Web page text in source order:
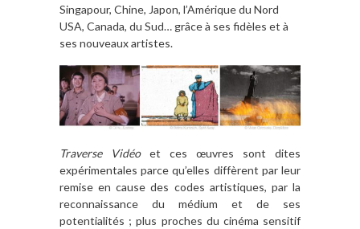
Singapour, Chine, Japon, l’Amérique du Nord
USA, Canada, du Sud… grâce à ses fidèles et à
ses nouveaux artistes.
Traverse Vidéoet ces œuvres sont dites
expérimentales parce qu’elles diffèrent par leur
remise en cause des codes artistiques, par la
reconnaissance du médium et de ses
potentialités ; plus proches du cinéma sensitif